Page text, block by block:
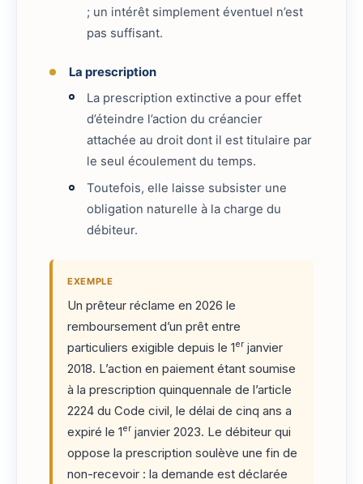
; un intérêt simplement éventuel n’est
pas suffisant.
La prescription
La prescription extinctive a pour effet
d’éteindre l’action du créancier
attachée au droit dont il est titulaire par
le seul écoulement du temps.
Toutefois, elle laisse subsister une
obligation naturelle à la charge du
débiteur.
EXEMPLE
Un prêteur réclame en 2026 le
remboursement d’un prêt entre
particuliers exigible depuis le 1er janvier
2018. L’action en paiement étant soumise
à la prescription quinquennale de l’article
2224 du Code civil, le délai de cinq ans a
expiré le 1er janvier 2023. Le débiteur qui
oppose la prescription soulève une fin de
non-recevoir : la demande est déclarée